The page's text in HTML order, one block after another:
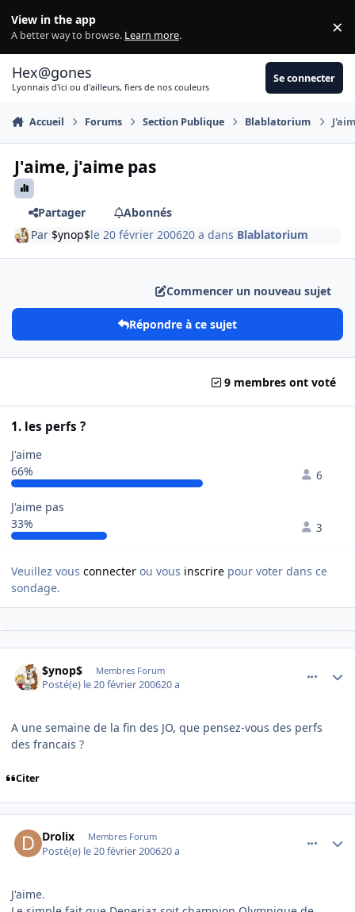
View in the app
A better way to browse. Learn more. ×
Hex@gones
Lyonnais d'ici ou d'ailleurs, fiers de nos couleurs
Se connecter
Accueil Forums Section Publique Blablatorium
J'aime, j'aime pas
Partager
Abonnés
Par $ynop$le 20 février 200620 a dans Blablatorium
Commencer un nouveau sujet
Répondre à ce sujet
9 membres ont voté
1. les perfs ?
J'aime
66%
6
J'aime pas
33%
3
Veuillez vous connecter ou vous inscrire pour voter dans ce
sondage.
$ynop$ Membres Forum
Posté(e) le 20 février 200620 a
A une semaine de la fin des JO, que pensez-vous des perfs
des francais ?
Citer
Drolix Membres Forum
Posté(e) le 20 février 200620 a
J'aime.